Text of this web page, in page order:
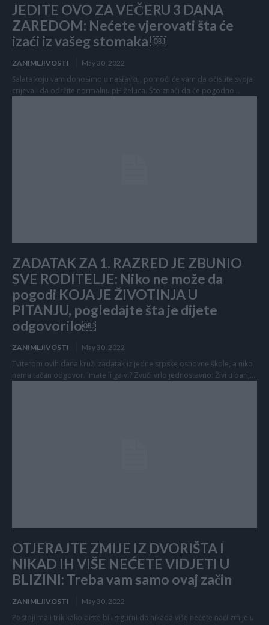
JEDITE OVO ZA VEČERU 3 DANA
ZAREDOM: Nećete vjerovati šta će
izaći iz vašeg stomaka!￼
ZANIMLJIVOSTI May 30, 2022
Salata koju vam donosimo u nastavku, pomoći će vam da očistite svoja
crijeva i da održite normalnu pH želuca. Što znači da će pogodno...
ZADATAK ZA 1. RAZRED JE ZBUNIO
SVE RODITELJE: Niko ne može da
pogodi KOJA JE ŽIVOTINJA U
PITANJU, pogledajte šta je dijete
odgovorilo￼
ZANIMLJIVOSTI May 30, 2022
Tviterom ovih dana kruži zadatak iz jedne srpske osnovne škole, a niko
nema tačan odgovor. Imate li ga vi? Zvuči vrlo jednostavno: Živi u bari,...
OTJERAJTE ZMIJE IZ DVORIŠTA I
NIKAD IH VIŠE NEĆETE VIDJETI U
BLIZINI: Treba vam samo ovaj začin
ZANIMLJIVOSTI May 30, 2022
Postoji mali trik kako biste bili sigurni da nikada više nećete naći zmije u